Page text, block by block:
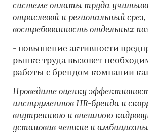
системе оплаты труда
отраслевой и региональный срез,
востребованность отдельных
- повышение активности
рынке труда вызовет
работы с брендом компании
Проведите оценку
инструментов HR-бренда и
внутреннюю и внешнюю
установив четкие и